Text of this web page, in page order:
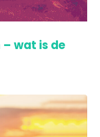
– wat is de